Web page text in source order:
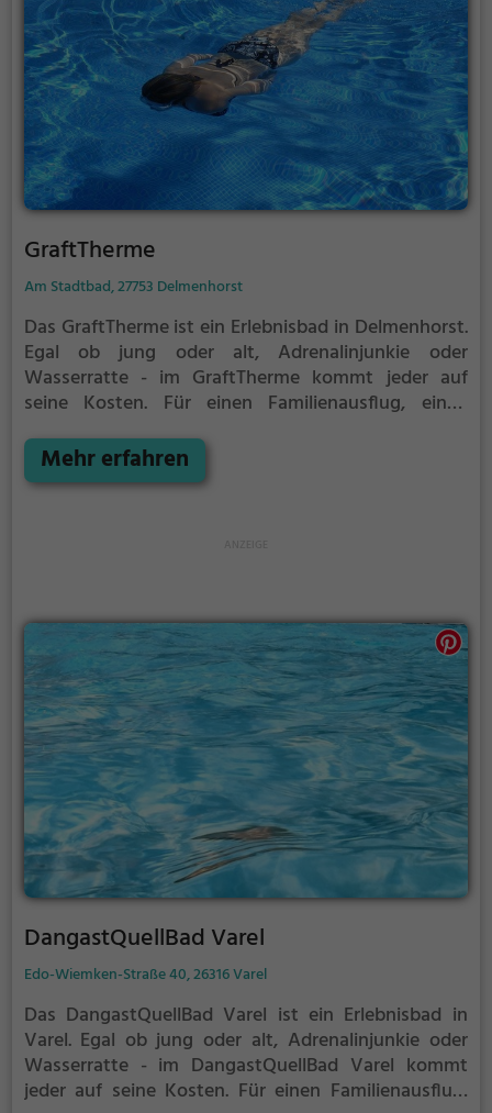
GraftTherme
Am Stadtbad, 27753 Delmenhorst
Das GraftTherme ist ein Erlebnisbad in Delmenhorst.
Egal ob jung oder alt, Adrenalinjunkie oder
Wasserratte - im GraftTherme kommt jeder auf
seine Kosten. Für einen Familienausflug, einen
GraftTherme genau die richtige Adresse.
Mehr erfahren
DangastQuellBad Varel
Edo-Wiemken-Straße 40, 26316 Varel
Das DangastQuellBad Varel ist ein Erlebnisbad in
Varel. Egal ob jung oder alt, Adrenalinjunkie oder
Wasserratte - im DangastQuellBad Varel kommt
jeder auf seine Kosten. Für einen Familienausflug,